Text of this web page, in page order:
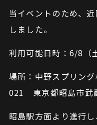
当イベントのため、
しました。
利用可能日時：6/8
場所：中野スプリン
021 東京都昭島市武
昭島駅方面より進行